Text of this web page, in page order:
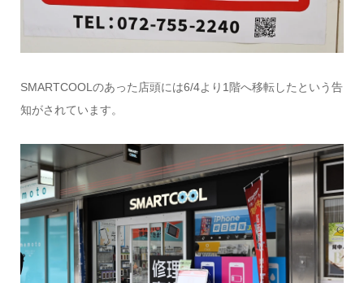
SMARTCOOLのあった店頭には6/4より1階へ移転したという告
知がされています。